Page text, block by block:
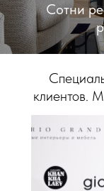
клиентов.
Сотни